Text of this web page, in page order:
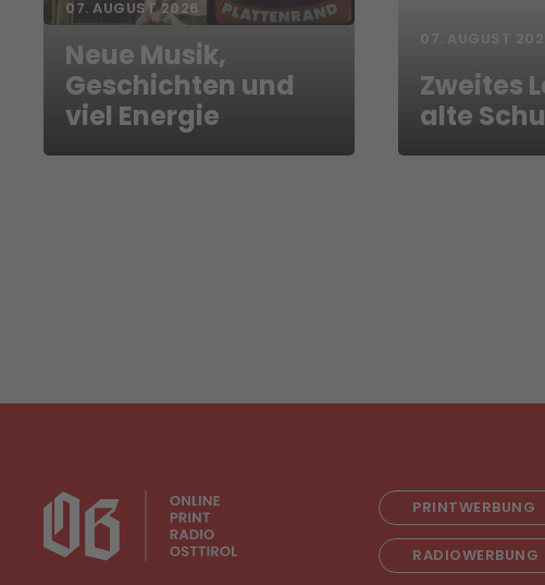
07. AUGUST 2026
Neue Musik,
Geschichten und
viel Energie
Zweites
alte
PRINTWERBUNG
RADIOWERBUNG